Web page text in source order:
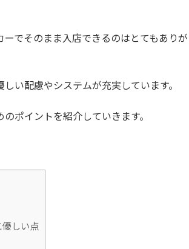
でそのまま入店できるのはとてもありが
い配慮やシステムが充実しています。
ポイントを紹介していきます。
優しい点